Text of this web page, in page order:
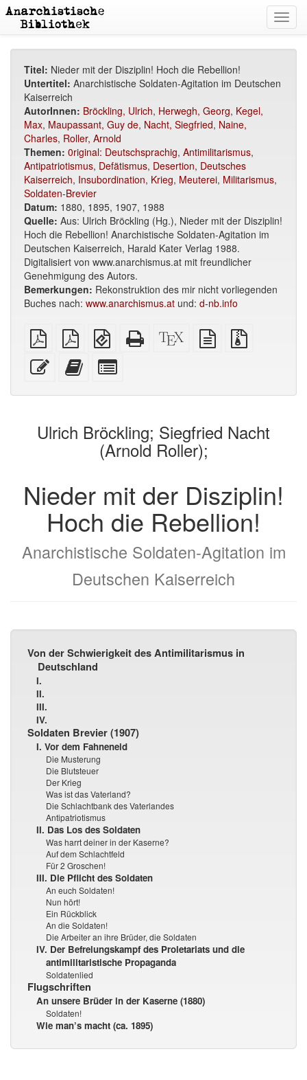
Titel: Nieder mit der Disziplin! Hoch die Rebellion!
Untertitel: Anarchistische Soldaten-Agitation im Deutschen
Kaiserreich
AutorInnen: Bröckling, Ulrich, Herwegh, Georg, Kegel,
Max, Maupassant, Guy de, Nacht, Siegfried, Naine,
Charles, Roller, Arnold
Themen: 0riginal: Deutschsprachig, Antimilitarismus,
Antipatriotismus, Defätismus, Desertion, Deutsches
Kaiserreich, Insubordination, Krieg, Meuterei, Militarismus,
Soldaten-Brevier
Datum: 1880, 1895, 1907, 1988
Quelle: Aus: Ulrich Bröckling (Hg.), Nieder mit der Disziplin!
Hoch die Rebellion! Anarchistische Soldaten-Agitation im
Deutschen Kaiserreich, Harald Kater Verlag 1988.
Digitalisiert von www.anarchismus.at mit freundlicher
Genehmigung des Autors.
Bemerkungen: Rekonstruktion des mir nicht vorliegenden
Buches nach: www.anarchismus.at und: d-nb.info
reines
PDF
A4
Broschüren
PDF
EPUB
(für
mobile
Geräte)
Reines
HTML
XeLaTex
Quelle
reine
Textquelle
Diesen
Text
Füge
diesen
zum
hinzu
for
bookbuilder
Ulrich Bröckling; Siegfried Nacht
(Arnold Roller);
Nieder mit der Disziplin!
Hoch die Rebellion!
Anarchistische Soldaten-Agitation im
Deutschen Kaiserreich
Von der Schwierigkeit des Antimilitarismus in
Deutschland
I.
II.
III.
IV.
Soldaten Brevier (1907)
I. Vor dem Fahneneid
Die Musterung
Die Blutsteuer
Der Krieg
Was ist das Vaterland?
Die Schlachtbank des Vaterlandes
Antipatriotismus
II. Das Los des Soldaten
Was harrt deiner in der Kaserne?
Auf dem Schlachtfeld
Für 2 Groschen!
III. Die Pflicht des Soldaten
An euch Soldaten!
Nun hört!
Ein Rückblick
An die Soldaten!
Die Arbeiter an ihre Brüder, die Soldaten
IV. Der Befreiungskampf des Proletariats und die
antimilitaristische Propaganda
Soldatenlied
Flugschriften
An unsere Brüder in der Kaserne (1880)
Soldaten!
Wie man’s macht (ca. 1895)